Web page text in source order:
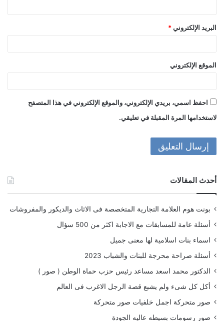
البريد الإلكتروني *
الموقع الإلكتروني
احفظ اسمي، بريدي الإلكتروني، والموقع الإلكتروني في هذا المتصفح
لاستخدامها المرة المقبلة في تعليقي.
أحدث المقالات
بونت هوم العلامة التجارية المتخصصة فى الاثاث والديكور والمفروشات
أسئلة عامة للمسابقات مع الاجابة اكثر من 500 سؤال
اسماء بنات اسلامية لها معنى جميل
أسئلة صراحة محرجة للبنات والشباب 2023
الدكتور محمد اسعد مساعد رئيس حزب حماة الوطن ( صور )
أكل كل شىء ولم يشبع قصة الرجل الاغرب فى العالم
صور متحركة اجمل خلفيات صور متحركة
صور رسومات بسيطه عاليه الجودة